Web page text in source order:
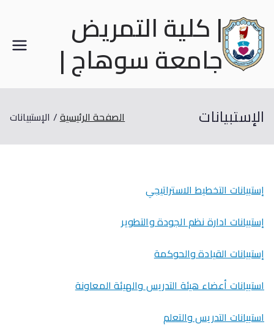
| كلية التمريض
جامعة سوهاج |
الإستبيانات الصفحة الرئيسية الإستبيانات
إستبيانات التخطيط الاستراتيجي
إستبيانات ادارة نظم الجودة والتطوير
إستبيانات القيادة والحوكمة
استبيانات أعضاء هيئة التدريس والهيئة المعاونة
استبيانات التدريس والتعلم